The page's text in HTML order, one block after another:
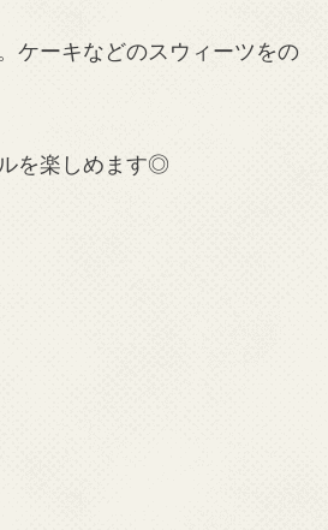
ケーキなどのスウィーツをの
を楽しめます◎